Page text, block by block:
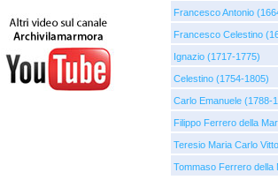
Francesco Antonio
Francesco Celestino
Ignazio (1717-1775)
Celestino (1754-1805)
Carlo Emanuele (1788-
Filippo Ferrero della
Teresio Maria Carlo
Tommaso Ferrero della